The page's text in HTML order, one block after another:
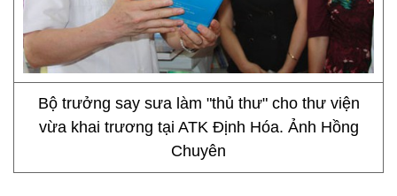
Bộ trưởng say sưa làm "thủ thư" cho thư viện
vừa khai trương tại ATK Định Hóa. Ảnh Hồng
Chuyên